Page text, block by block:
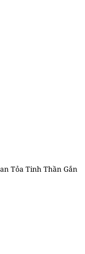
Tỏa Tinh Thần Gắn